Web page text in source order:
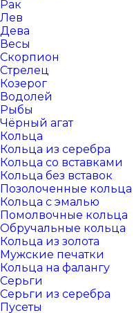
Рак
Лев
Дева
Весы
Скорпион
Стрелец
Козерог
Водолей
Рыбы
Чёрный агат
Кольца
Кольца из серебра
Кольца со вставками
Кольца без вставок
Позолоченные кольца
Кольца с эмалью
Помолвочные кольца
Обручальные кольца
Кольца из золота
Мужские печатки
Кольца на фалангу
Серьги
Серьги из серебра
Пусеты